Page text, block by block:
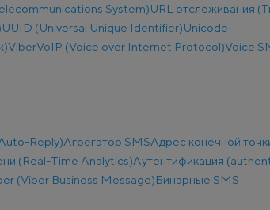
System)URL отслеживания
UUID (Universal Unique Identifier)Unicode
ViberVoIP (Voice over Internet Protocol)Voice
Reply)Агрегатор SMSАдрес конечной
(Real-Time Analytics)Аутентификация
(Viber Business Message)Бинарные SMS